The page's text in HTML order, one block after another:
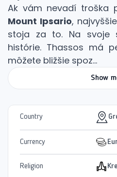
Ak vám nevadí troška
Mount Ipsario,
stoja za to. Na svoje
histórie. Thassos má
môžete bližšie spoz...
Show
Country
Currency
Religion